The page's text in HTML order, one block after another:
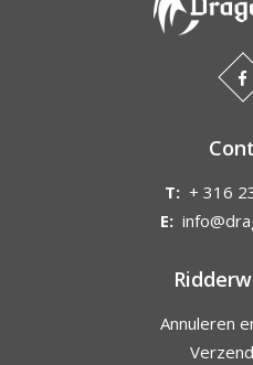
T: + 316
E:
Annuleren